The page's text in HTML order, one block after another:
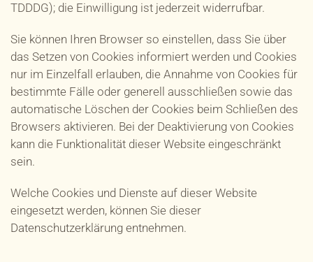
TDDDG); die Einwilligung ist jederzeit widerrufbar.
Sie können Ihren Browser so einstellen, dass Sie über
das Setzen von Cookies informiert werden und Cookies
nur im Einzelfall erlauben, die Annahme von Cookies für
bestimmte Fälle oder generell ausschließen sowie das
automatische Löschen der Cookies beim Schließen des
Browsers aktivieren. Bei der Deaktivierung von Cookies
kann die Funktionalität dieser Website eingeschränkt
sein.
Welche Cookies und Dienste auf dieser Website
eingesetzt werden, können Sie dieser
Datenschutzerklärung entnehmen.